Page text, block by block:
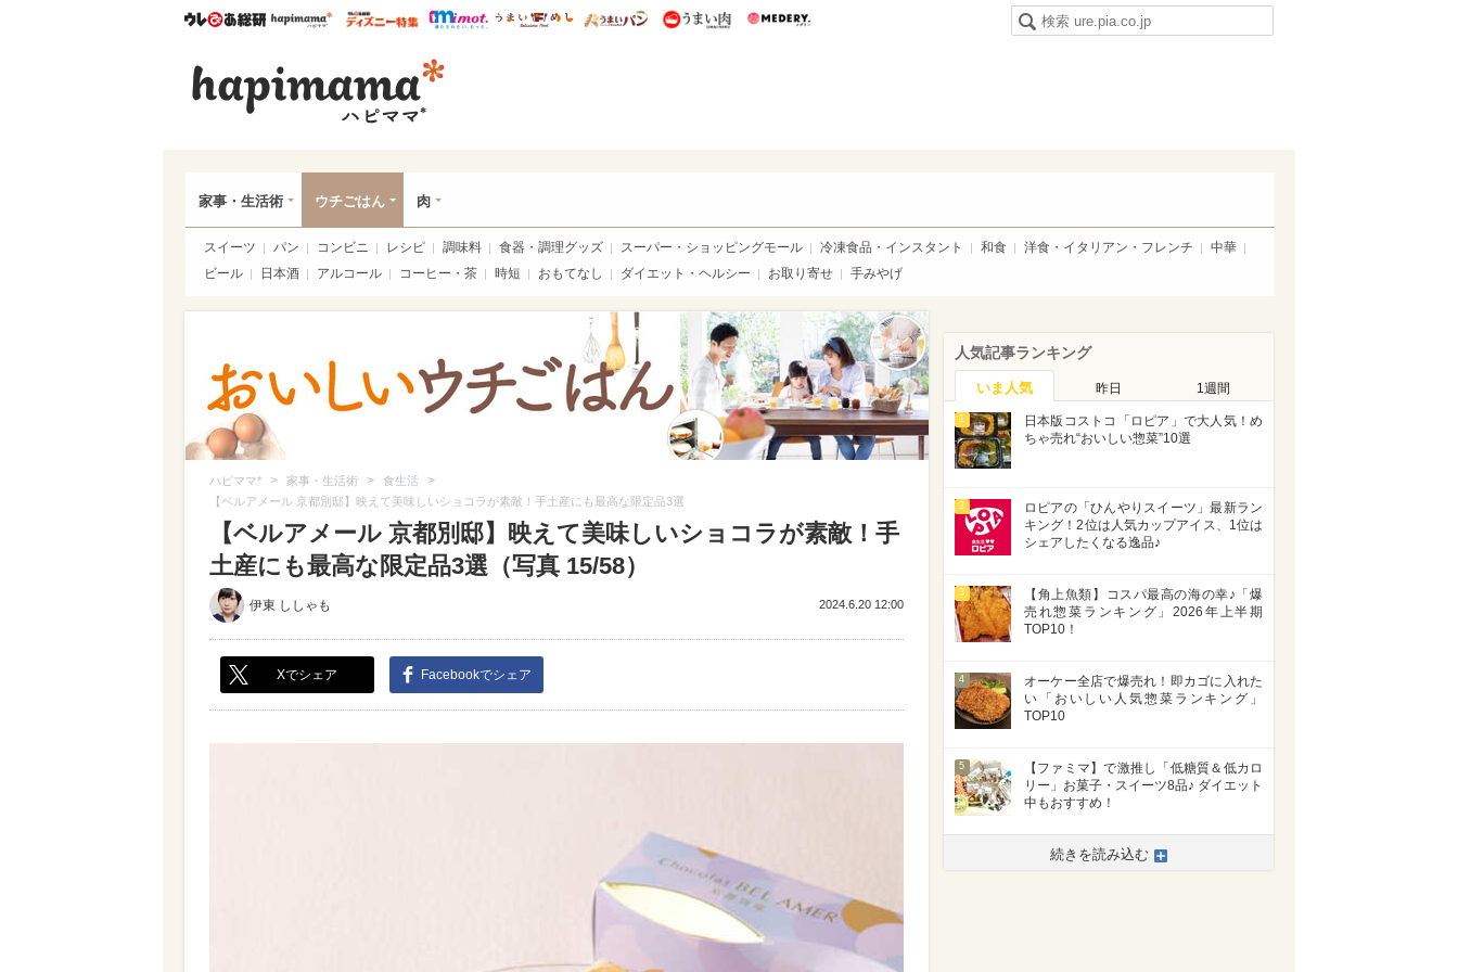
ウレぴあ総研ハピママ* ウレぴあ総研 ディズニー特集
mimot. うまいめし うまいパン うまい肉
家事・生活術 ウチごはん 肉
スイーツ パン コンビニ レシピ 調味料 食器・調理グッズ スーパー・ショッピングモール 冷凍食品・インスタント 和食 洋食・イタリアン・フレンチ
中華
ビール
日本酒 アルコール コーヒー・茶 時短 おもてなし ダイエット・ヘルシー お取り寄せ 手みやげ
ハピママ* > 家事・生活術 > 食生活 >
【ベルアメール 京都別邸】映えて美味しいショコラが素敵！手土産にも最高な限定品3選
【ベルアメール 京都別邸】映えて美味しいショコラが素敵！手
土産にも最高な限定品3選（写真 15/58）
伊東 ししゃも 2024.6.20 12:00
Xでシェア Facebookでシェア
人気記事ランキング
いま人気 昨日 1週間
1
日本版コストコ「ロピア」で大人気！め
ちゃ売れ“おいしい惣菜”10選
2
ロピアの「ひんやりスイーツ」最新ラン
キング！2位は人気カップアイス、1位は
シェアしたくなる逸品♪
3
【角上魚類】コスパ最高の海の幸♪「爆
売れ惣菜ランキング」2026年上半期
TOP10！
4
オーケー全店で爆売れ！即カゴに入れた
い「おいしい人気惣菜ランキング」
TOP10
5
【ファミマ】で激推し「低糖質＆低カロ
リー」お菓子・スイーツ8品♪ ダイエット
中もおすすめ！
続きを読み込む